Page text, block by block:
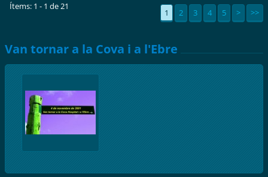
Ítems: 1 - 1 de 21
1 2 3 4 5 > >>
Van tornar a la Cova i a l'Ebre